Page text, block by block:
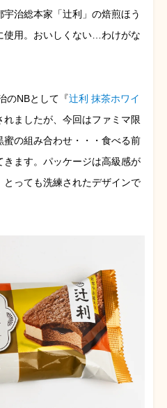
治総本家「辻利」の焙煎ほう
使用。おいしくない…わけがな
のNBとして『辻利 抹茶ホワイ
れましたが、今回はファミマ限
の組み合わせ・・・食べる前
ます。パッケージは高級感が
っても洗練されたデザインで